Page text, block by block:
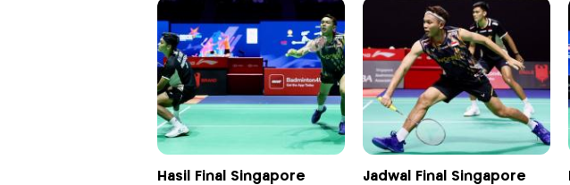
Hasil Final Singapore
Jadwal Final Singapore